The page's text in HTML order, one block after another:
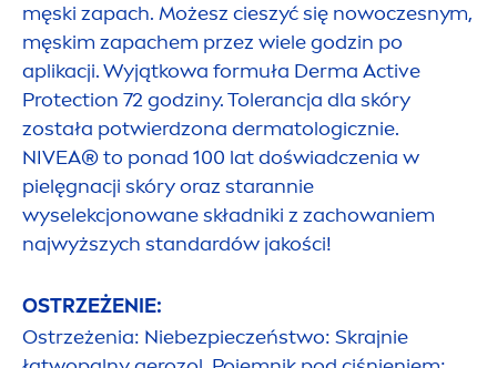
męski zapach. Możesz cieszyć się nowoczesnym,
męskim zapachem przez wiele godzin po
aplikacji. Wyjątkowa formuła Derma Active
Protection 72 godziny. Tolerancja dla skóry
została potwierdzona dermatologicznie.
NIVEA® to ponad 100 lat doświadczenia w
pielęgnacji skóry oraz starannie
wyselekcjonowane składniki z zachowaniem
najwyższych standardów jakości!
OSTRZEŻENIE:
Ostrzeżenia: Niebezpieczeństwo: Skrajnie